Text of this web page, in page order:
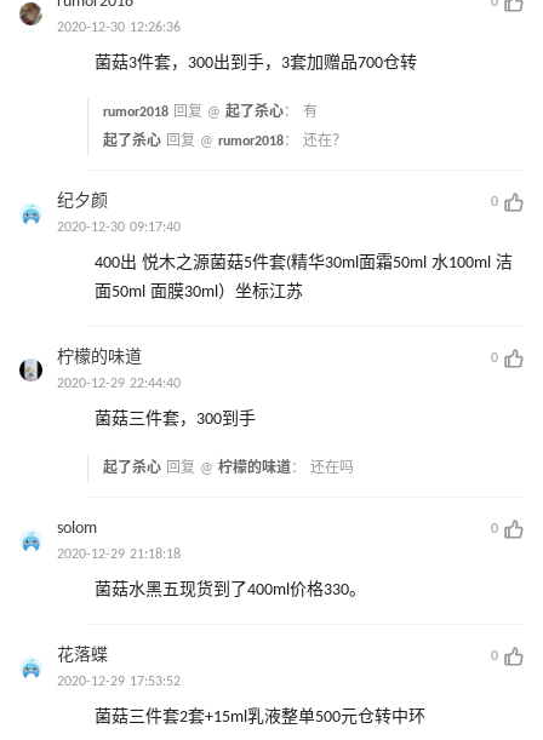
2020-12-30 12:26:36
菌菇3件套，300出到手，3套加赠品700仓转
rumor2018 回复 @ 起了杀心： 有
起了杀心 回复 @ rumor2018： 还在？
纪夕颜
0
2020-12-30 09:17:40
400出 悦木之源菌菇5件套(精华30ml面霜50ml 水100ml 洁
面50ml 面膜30ml）坐标江苏
柠檬的味道
0
2020-12-29 22:44:40
菌菇三件套，300到手
起了杀心 回复 @ 柠檬的味道： 还在吗
solom
0
2020-12-29 21:18:18
菌菇水黑五现货到了400ml价格330。
花落蝶
0
2020-12-29 17:53:52
菌菇三件套2套+15ml乳液整单500元仓转中环